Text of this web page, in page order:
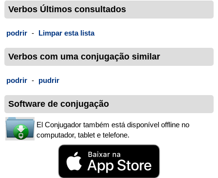
Verbos Últimos consultados
podrir - Limpar esta lista
Verbos com uma conjugação similar
podrir - pudrir
Software de conjugação
El Conjugador também está disponível offline no
computador, tablet e telefone.